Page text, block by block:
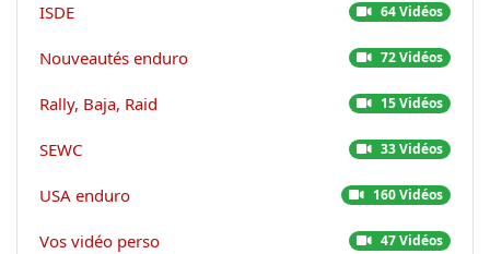
64 Vidéos
ISDE
72 Vidéos
Nouveautés enduro
15 Vidéos
Rally, Baja, Raid
33 Vidéos
SEWC
160 Vidéos
USA enduro
47 Vidéos
Vos vidéo perso